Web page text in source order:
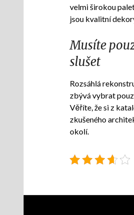
velmi širokou
jsou kvalitní
Musíte
slušet
Rozsáhlá
zbývá vybrat
Věříte, že si z
zkušeného
okolí.